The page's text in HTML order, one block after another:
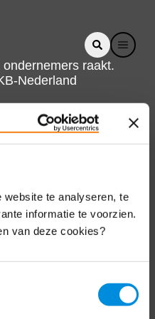
te analyseren, te
informatie te voorzien.
van deze cookies?
raakt.
Nederland